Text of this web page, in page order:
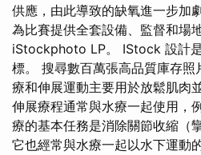
供應，由此導致的缺氧進一步加
為比賽提供全套設備、監督和
iStockphoto LP。 IStock 設計
標。 搜尋數百萬張高品質庫存
療和伸展運動主要用於放鬆肌肉
伸展療程通常與水療一起使用，
療的基本任務是消除關節收縮（
它也經常與水療一起以水下運動